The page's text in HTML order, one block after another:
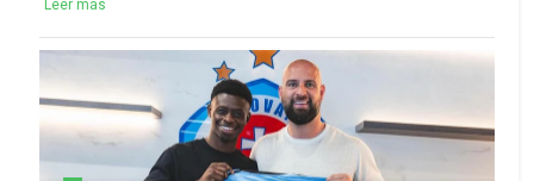
Leer más